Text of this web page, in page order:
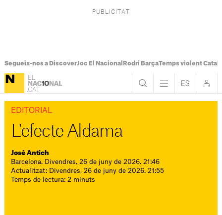
Segueix-nos a DiscoverJoc El Nacional Rodri BarçaTemps violent
EDITORIAL
L'efecte Aldama
José Antich
Barcelona. Divendres, 26 de juny de 2026. 21:46
Actualitzat: Divendres, 26 de juny de 2026. 21:55
Temps de lectura: 2 minuts